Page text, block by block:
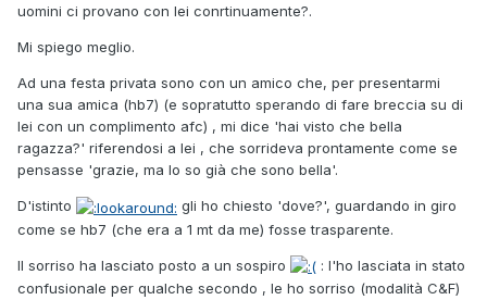
uomini ci provano con lei conrtinuamente?.
Mi spiego meglio.
Ad una festa privata sono con un amico che, per presentarmi
una sua amica (hb7) (e sopratutto sperando di fare breccia su di
lei con un complimento afc) , mi dice 'hai visto che bella
ragazza?' riferendosi a lei , che sorrideva prontamente come se
pensasse 'grazie, ma lo so già che sono bella'.
D'istinto
gli ho chiesto 'dove?', guardando in giro
come se hb7 (che era a 1 mt da me) fosse trasparente.
Il sorriso ha lasciato posto a un sospiro
: l'ho lasciata in stato
confusionale per qualche secondo , le ho sorriso (modalità C&F)